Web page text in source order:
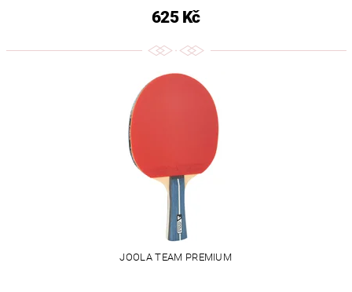
625 Kč
JOOLA TEAM PREMIUM